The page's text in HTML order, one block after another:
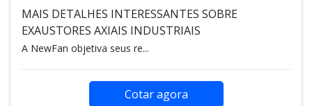
MAIS DETALHES INTERESSANTES SOBRE
EXAUSTORES AXIAIS INDUSTRIAIS
A NewFan objetiva seus re...
Cotar agora